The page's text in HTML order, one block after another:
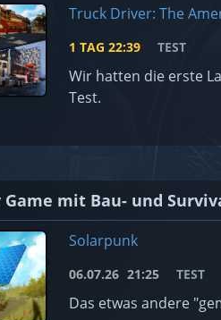
Truck Driver: The
1 TAG 22:39 TEST
Wir hatten die erste
Test.
Game mit Bau- und
Solarpunk
06.07.26 21:25 TEST
Das etwas andere